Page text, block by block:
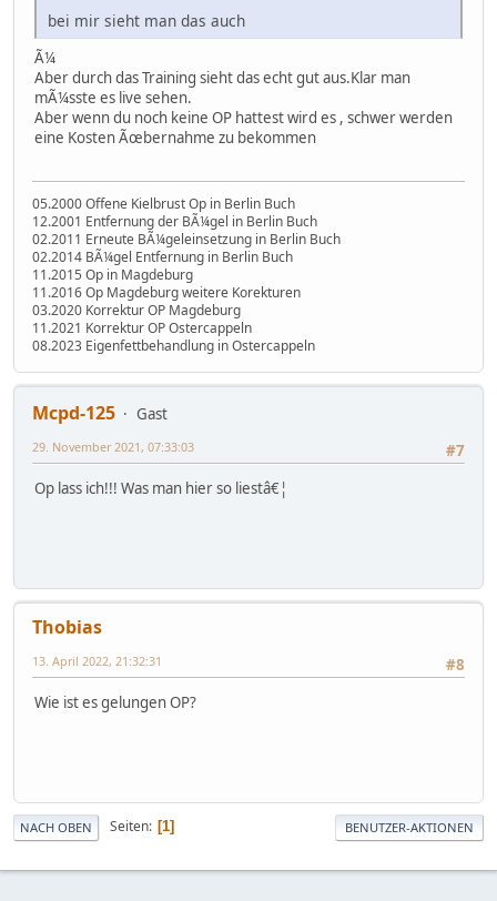
bei mir sieht man das auch
Ã¼
Aber durch das Training sieht das echt gut aus.Klar man
mÃ¼sste es live sehen.
Aber wenn du noch keine OP hattest wird es , schwer werden
eine Kosten Ãœbernahme zu bekommen
05.2000 Offene Kielbrust Op in Berlin Buch
12.2001 Entfernung der BÃ¼gel in Berlin Buch
02.2011 Erneute BÃ¼geleinsetzung in Berlin Buch
02.2014 BÃ¼gel Entfernung in Berlin Buch
11.2015 Op in Magdeburg
11.2016 Op Magdeburg weitere Korekturen
03.2020 Korrektur OP Magdeburg
11.2021 Korrektur OP Ostercappeln
08.2023 Eigenfettbehandlung in Ostercappeln
Mcpd-125
Gast
#7
29. November 2021, 07:33:03
Op lass ich!!! Was man hier so liestâ€¦
Thobias
#8
13. April 2022, 21:32:31
Wie ist es gelungen OP?
NACH OBEN Seiten 1 BENUTZER-AKTIONEN